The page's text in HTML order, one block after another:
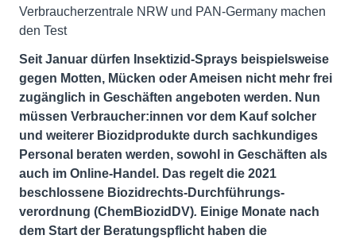
Verbraucherzentrale NRW und PAN-Germany machen
den Test
Seit Januar dürfen Insektizid-Sprays beispielsweise
gegen Motten, Mücken oder Ameisen nicht mehr frei
zugänglich in Geschäften angeboten werden. Nun
müssen Verbraucher:innen vor dem Kauf solcher
und weiterer Biozidprodukte durch sachkundiges
Personal beraten werden, sowohl in Geschäften als
auch im Online-Handel. Das regelt die 2021
beschlossene Biozidrechts-Durchführungs­
verordnung (ChemBiozidDV). Einige Monate nach
dem Start der Beratungspflicht haben die